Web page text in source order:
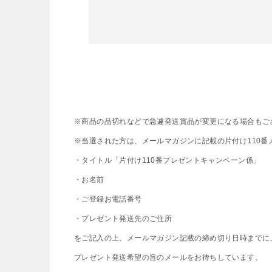
※商品の品切れなどで急遽発送賞品が変更になる場合もご
※当選された方は、メールマガジンに記載の片付け110番
・タイトル「片付け110番プレゼントキャンペーン係」
・お名前
・ご登録お電話番号
・プレゼント発送先のご住所
をご記入の上、メールマガジン記載の締め切り日時までに
プレゼント発送希望の旨のメールをお待ちしています。